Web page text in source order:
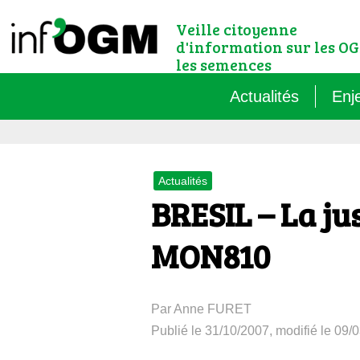
Veille citoyenne
d'information sur les
les semences
Actualités
Le
Actualités
BRESIL – La
MON810
Par Anne FURET
Publié le 31/10/2007, modifié le 09/